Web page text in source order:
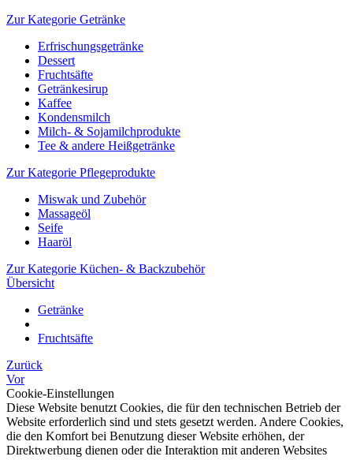
Zur Kategorie Getränke
Erfrischungsgetränke
Dessert
Fruchtsäfte
Getränkesirup
Kaffee
Kondensmilch
Milch- & Sojamilchprodukte
Tee & andere Heißgetränke
Zur Kategorie Pflegeprodukte
Miswak und Zubehör
Massageöl
Seife
Haaröl
Zur Kategorie Küchen- & Backzubehör
Übersicht
Getränke
Fruchtsäfte
Zurück
Vor
Cookie-Einstellungen
Diese Website benutzt Cookies, die für den technischen Betrieb der
Website erforderlich sind und stets gesetzt werden. Andere Cookies,
die den Komfort bei Benutzung dieser Website erhöhen, der
Direktwerbung dienen oder die Interaktion mit anderen Websites